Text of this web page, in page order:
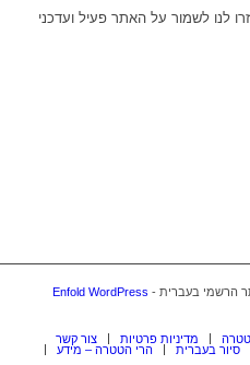
לנו לשמור על האתר פעיל ועדכני
Enfold WordPress
צור קשר
מדיניות פרטיות
הרי הטטרה – מידע
סיור בעברית